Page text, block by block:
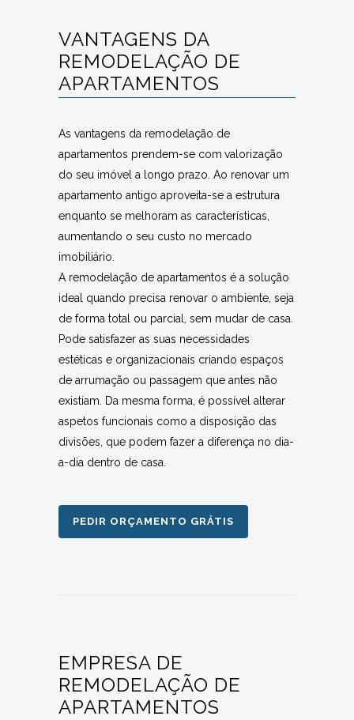
VANTAGENS DA
REMODELAÇÃO DE
APARTAMENTOS
As vantagens da remodelação de
apartamentos prendem-se com valorização
do seu imóvel a longo prazo. Ao renovar um
apartamento antigo aproveita-se a estrutura
enquanto se melhoram as características,
aumentando o seu custo no mercado
imobiliário.
A remodelação de apartamentos é a solução
ideal quando precisa renovar o ambiente, seja
de forma total ou parcial, sem mudar de casa.
Pode satisfazer as suas necessidades
estéticas e organizacionais criando espaços
de arrumação ou passagem que antes não
existiam. Da mesma forma, é possível alterar
aspetos funcionais como a disposição das
divisões, que podem fazer a diferença no dia-
a-dia dentro de casa.
PEDIR ORÇAMENTO GRÁTIS
EMPRESA DE
REMODELAÇÃO DE
APARTAMENTOS